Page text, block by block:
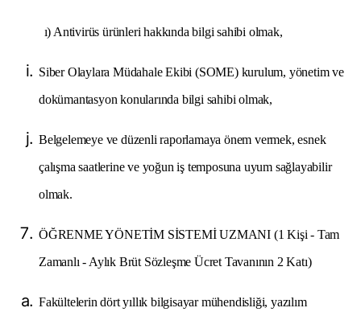
ı) Antivirüs ürünleri hakkında bilgi sahibi olmak,
Siber Olaylara Müdahale Ekibi (SOME) kurulum, yönetim ve
dokümantasyon konularında bilgi sahibi olmak,
Belgelemeye ve düzenli raporlamaya önem vermek, esnek
çalışma saatlerine ve yoğun iş temposuna uyum sağlayabilir
olmak.
ÖĞRENME YÖNETİM SİSTEMİ UZMANI (1 Kişi - Tam
Zamanlı - Aylık Brüt Sözleşme Ücret Tavanının 2 Katı)
Fakültelerin dört yıllık bilgisayar mühendisliği, yazılım